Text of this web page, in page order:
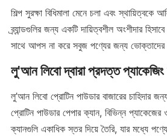
শিল্প সুরক্ষা বিধিমালা মেনে চলা এবং
ব্র্যান্ডগুলির জন্য একটি দায়িত্বশীল অংশীদার
সাথে আপস না করে সবুজ পণ্যের জন্য ভোক্তাদের
লু’আন লিবো প্রোটিন পাউডার বাজারের চাহিদার
প্রোটিন পাউডার পেপার ক্যান, বিভিন্ন
ক্যানগুলি একাধিক স্তর দিয়ে তৈরি, যার মধ্যে